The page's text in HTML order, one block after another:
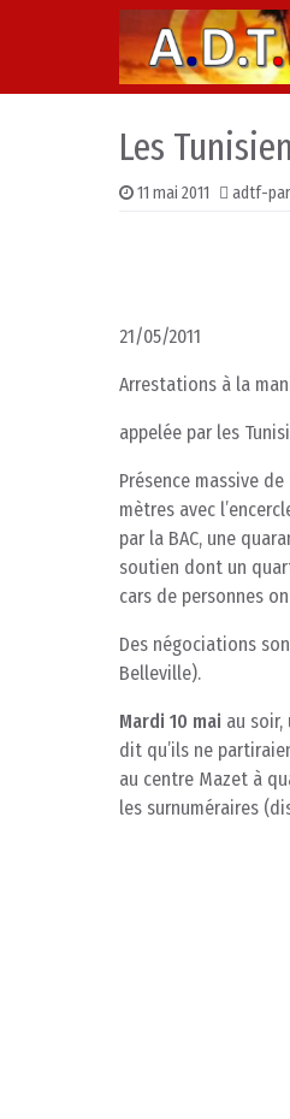
Skip to content
Main Navigation
Les
11 mai 2011 adtf-
21/05/2011
Arrestations à la
appelée par les
Présence massive
mètres avec
par la BAC, une
soutien dont un
cars de personnes
Des négociations
Belleville).
Mardi 10 mai au
dit qu’ils ne
au centre Mazet à
les surnuméraires